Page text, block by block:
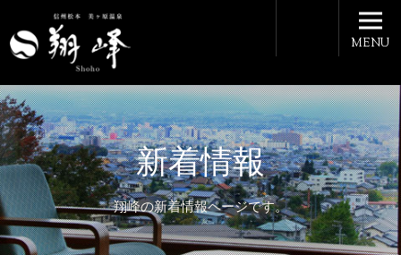
新着情報
翔峰の新着情報ページです。
MENU